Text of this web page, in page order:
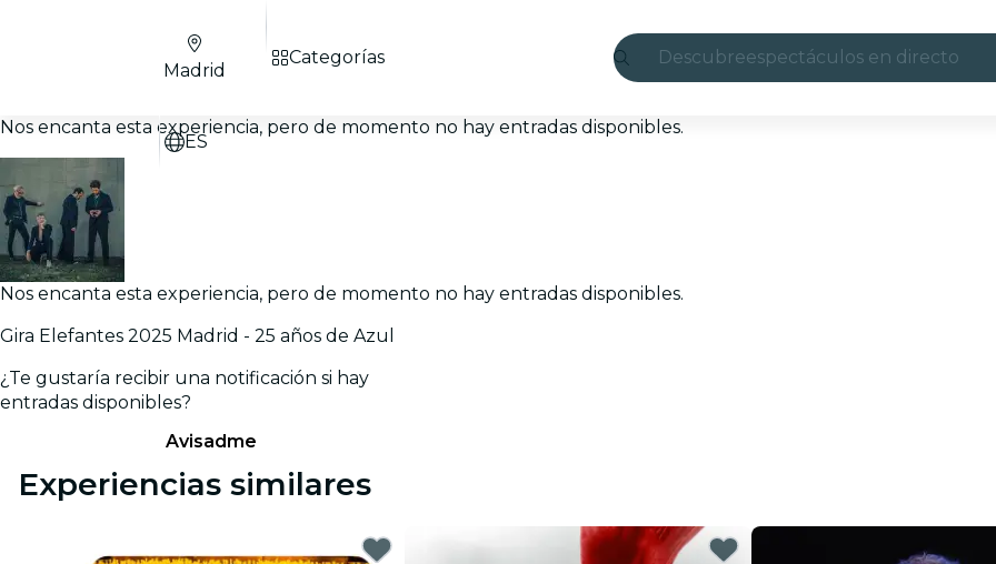
Descubreespectáculos en directo
Madrid
ES
Categorías
Nos encanta esta experiencia, pero de momento no hay entradas disponibles.
Nos encanta esta experiencia, pero de momento no hay entradas disponibles.
Gira Elefantes 2025 Madrid - 25 años de Azul
¿Te gustaría recibir una notificación si hay
entradas disponibles?
Avisadme
Experiencias similares